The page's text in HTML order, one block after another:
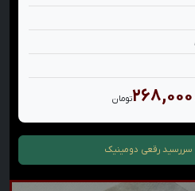
۲۶۸,۰۰۰تومان
سررسید رقعی دومینیک